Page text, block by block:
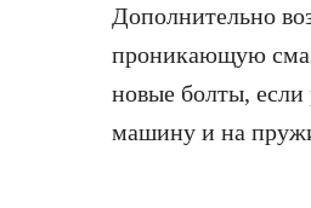
Дополнительно
проникающую
новые болты, если
машину и на